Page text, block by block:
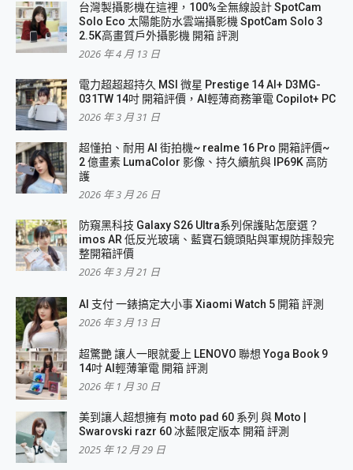
台灣製攝影機在這裡，100%全無線設計 SpotCam
Solo Eco 太陽能防水雲端攝影機 SpotCam Solo 3
2.5K高畫質戶外攝影機 開箱 評測
2026 年 4 月 13 日
電力超超超持久 MSI 微星 Prestige 14 AI+ D3MG-
031TW 14吋 開箱評價，AI輕薄商務筆電 Copilot+ PC
2026 年 3 月 31 日
超懂拍、耐用 AI 街拍機~ realme 16 Pro 開箱評價~
2 億畫素 LumaColor 影像、持久續航與 IP69K 高防
護
2026 年 3 月 26 日
防窺黑科技 Galaxy S26 Ultra系列保護貼怎麼選？
imos AR 低反光玻璃、藍寶石鏡頭貼與軍規防摔殼完
整開箱評價
2026 年 3 月 21 日
AI 支付 一錶搞定大小事 Xiaomi Watch 5 開箱 評測
2026 年 3 月 13 日
超驚艷 讓人一眼就愛上 LENOVO 聯想 Yoga Book 9
14吋 AI輕薄筆電 開箱 評測
2026 年 1 月 30 日
美到讓人超想擁有 moto pad 60 系列 與 Moto |
Swarovski razr 60 冰藍限定版本 開箱 評測
2025 年 12 月 29 日